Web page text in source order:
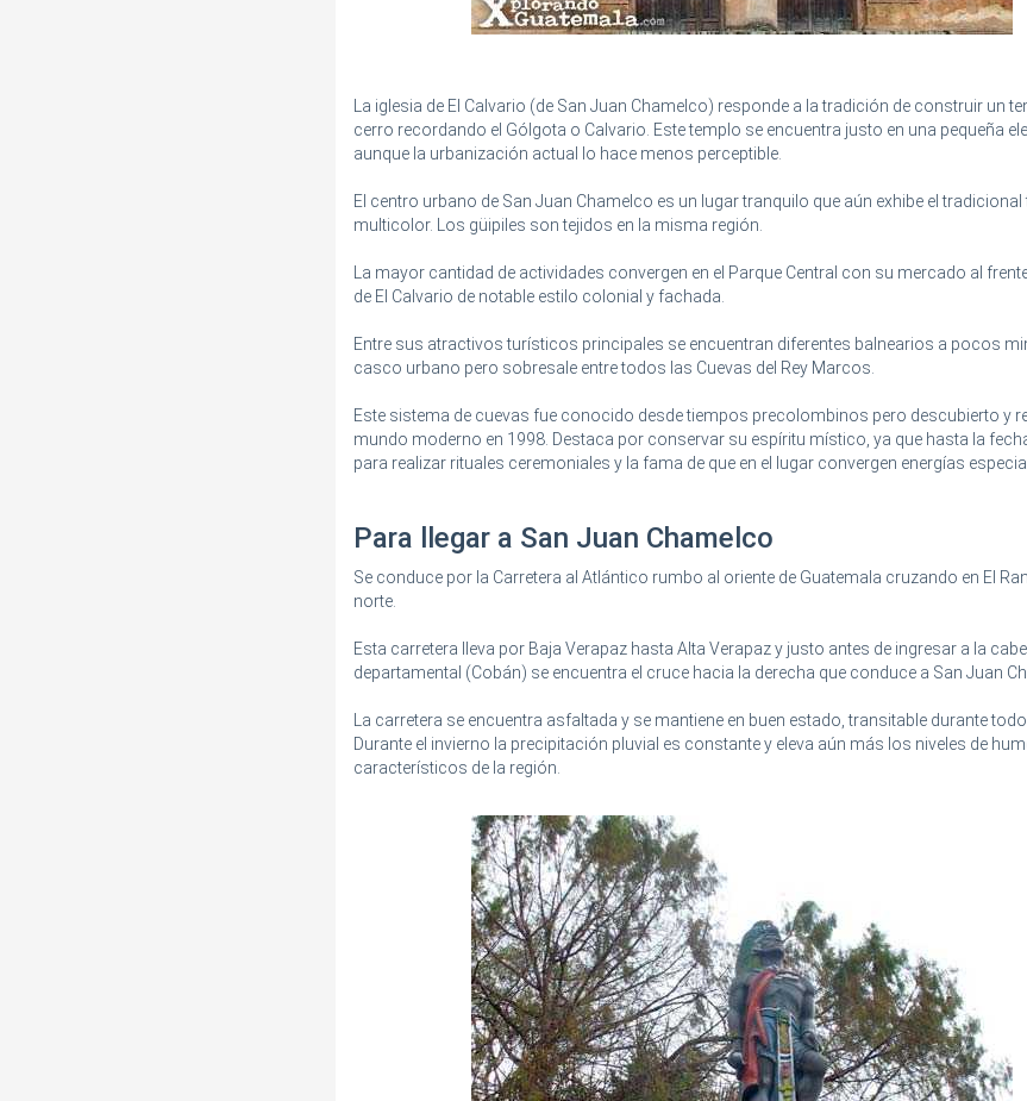
La iglesia de El Calvario (de San Juan Chamelco) responde a la tradición de construir un
cerro recordando el Gólgota o Calvario. Este templo se encuentra justo en una pequeña
aunque la urbanización actual lo hace menos perceptible.
El centro urbano de San Juan Chamelco es un lugar tranquilo que aún exhibe el tradicional
multicolor. Los güipiles son tejidos en la misma región.
La mayor cantidad de actividades convergen en el Parque Central con su mercado al
de El Calvario de notable estilo colonial y fachada.
Entre sus atractivos turísticos principales se encuentran diferentes balnearios a pocos
casco urbano pero sobresale entre todos las Cuevas del Rey Marcos.
Este sistema de cuevas fue conocido desde tiempos precolombinos pero descubierto y
mundo moderno en 1998. Destaca por conservar su espíritu místico, ya que hasta la
para realizar rituales ceremoniales y la fama de que en el lugar convergen energías
Para llegar a San Juan Chamelco
Se conduce por la Carretera al Atlántico rumbo al oriente de Guatemala cruzando en El
norte.
Esta carretera lleva por Baja Verapaz hasta Alta Verapaz y justo antes de ingresar a la
departamental (Cobán) se encuentra el cruce hacia la derecha que conduce a San Juan
La carretera se encuentra asfaltada y se mantiene en buen estado, transitable durante todo
Durante el invierno la precipitación pluvial es constante y eleva aún más los niveles de
característicos de la región.